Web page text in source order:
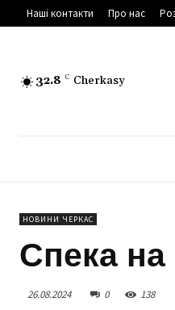
Наші контакти Про нас
32.8 C Cherkasy
НОВИНИ ЧЕРКАС
Спека на
26.08.2024 0 138